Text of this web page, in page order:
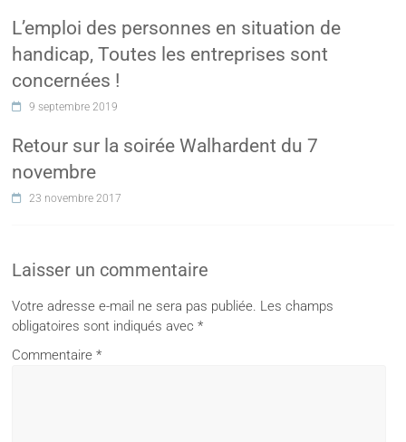
L’emploi des personnes en situation de
handicap, Toutes les entreprises sont
concernées !
9 septembre 2019
Retour sur la soirée Walhardent du 7
novembre
23 novembre 2017
Laisser un commentaire
Votre adresse e-mail ne sera pas publiée. Les champs
obligatoires sont indiqués avec*
Commentaire*